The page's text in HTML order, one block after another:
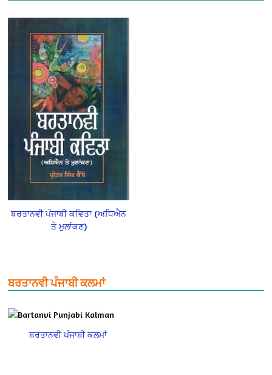
ਬਰਤਾਨਵੀ ਪੰਜਾਬੀ ਕਵਿਤਾ (ਅਧਿਐਨ
ਤੇ ਮੁਲਾਂਕਣ)
ਬਰਤਾਨਵੀ ਪੰਜਾਬੀ ਕਲਮਾਂ
ਬਰਤਾਨਵੀ ਪੰਜਾਬੀ ਕਲਮਾਂ